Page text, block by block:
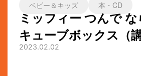
ベビー＆キッズ 本・CD
ミッフィー つんで な
キューブボックス（講
2023.02.02